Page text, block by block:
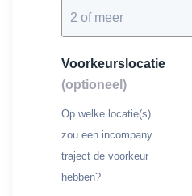
Voorkeurslocatie
(optioneel)
Op welke locatie(s)
zou een incompany
traject de voorkeur
hebben?